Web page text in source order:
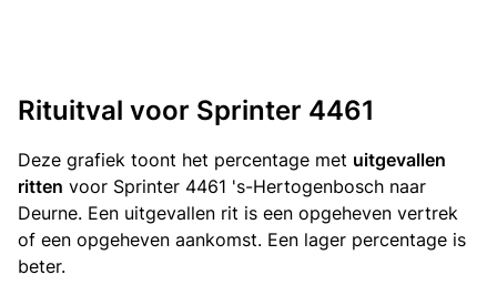
Rituitval voor Sprinter 4461
Deze grafiek toont het percentage met uitgevallen
ritten voor Sprinter 4461 's-Hertogenbosch naar
Deurne. Een uitgevallen rit is een opgeheven vertrek
of een opgeheven aankomst. Een lager percentage is
beter.